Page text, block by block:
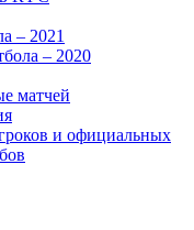
– 2021
– 2020
матчей
и официальных